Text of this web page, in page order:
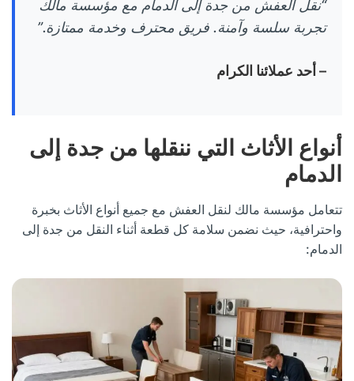
“نقل العفش من جدة إلى الدمام مع مؤسسة مالك
تجربة سلسة وآمنة. فريق محترف وخدمة ممتازة.”
– أحد عملائنا الكرام
أنواع الأثاث التي ننقلها من جدة إلى
الدمام
تتعامل مؤسسة مالك لنقل العفش مع جميع أنواع الأثاث بخبرة
واحترافية، حيث نضمن سلامة كل قطعة أثناء النقل من جدة إلى
الدمام: